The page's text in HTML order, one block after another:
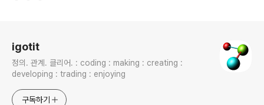
igotit
정의. 관계. 클리어. : coding : making : creating :
developing : trading : enjoying
구독하기